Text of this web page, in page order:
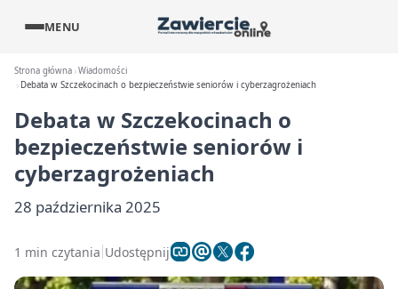
MENU
Strona główna Wiadomości
Debata w Szczekocinach o bezpieczeństwie seniorów i cyberzagrożeniach
Debata w Szczekocinach o
bezpieczeństwie seniorów i
cyberzagrożeniach
28 października 2025
1 min czytania Udostępnij